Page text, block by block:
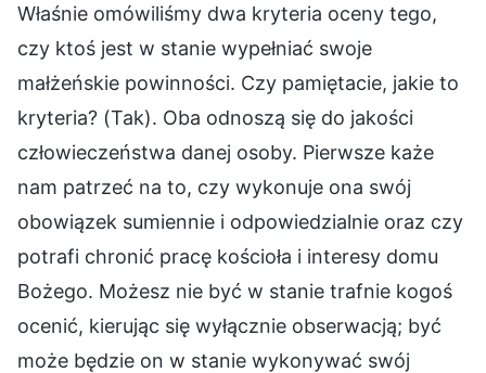
Właśnie omówiliśmy dwa kryteria oceny tego,
czy ktoś jest w stanie wypełniać swoje
małżeńskie powinności. Czy pamiętacie, jakie to
kryteria? (Tak). Oba odnoszą się do jakości
człowieczeństwa danej osoby. Pierwsze każe
nam patrzeć na to, czy wykonuje ona swój
obowiązek sumiennie i odpowiedzialnie oraz czy
potrafi chronić pracę kościoła i interesy domu
Bożego. Możesz nie być w stanie trafnie kogoś
ocenić, kierując się wyłącznie obserwacją; być
może będzie on w stanie wykonywać swój